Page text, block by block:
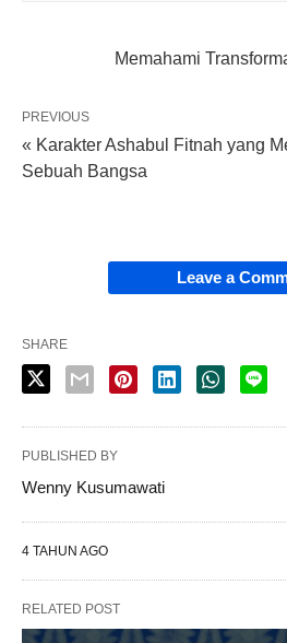
Memahami
PREVIOUS
« Karakter Ashabul Fitnah yang
Sebuah Bangsa
Leave a
SHARE
PUBLISHED BY
Wenny Kusumawati
4 TAHUN AGO
RELATED POST